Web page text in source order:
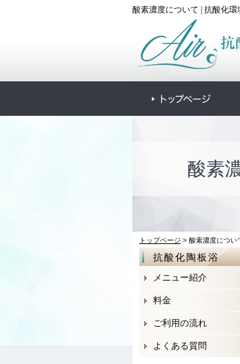
酸素濃度について | 抗酸化
酸素
トップページ > 酸素濃度につい
抗酸化陶板浴
メニュー紹介
料金
ご利用の流れ
よくある質問